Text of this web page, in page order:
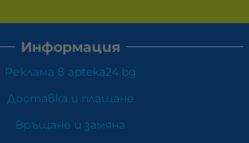
Информация
Реклама в apteka24.bg
Доставка и плащане
Връщане и замяна